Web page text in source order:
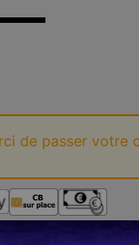
de passer votre